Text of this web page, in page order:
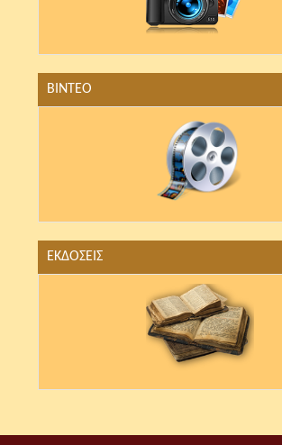
ΒΙΝΤΕΟ
ΕΚΔΟΣΕΙΣ